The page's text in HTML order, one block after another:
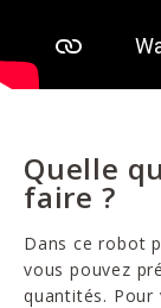
Quelle
faire ?
Dans ce robot
vous pouvez
quantités. Pour